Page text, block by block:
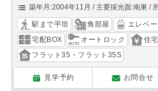
築年月:2004年11月
主要採光面:南東
駅まで平坦 角部屋 エレベ
宅配BOX
オートロック
住
フラット35・フラット35S
見学予約 お問合せ